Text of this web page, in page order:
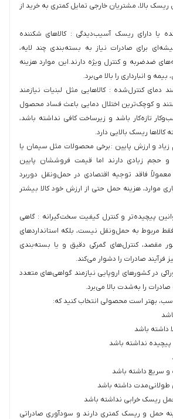
بالا، مشتریان خارجی تمایل کمتری به خرید از
یا دارای ریسک آسیب‌دیدگی : کالاهای شکننده
برای صادرات نیاز به بسته‌بندی چند لایه،
ضدضربه و کنترل ویژه دارند.این موارد هزینه
و انبارداری را بالا می‌برد.
دمای کنترل‌شده : کالاهایی مثل لبنیات نیازمند
و کوچک‌ترین اختلال دمایی باعث فساد محصول
تازه‌کار باشد و زیرساخت کافی نداشته باشد،
کالاها ریسک بالایی دارد.
زیاد و ارزش پایین : برخی محصولات مثل سیمان یا
حجم زیادی دارند اما قیمت فروششان پایین
معمولاً فاقد توجیه اقتصادی در حمل‌ونقل دوربرد
موارد، هزینه حمل حتی از ارزش خود کالا بیشتر
پیچیده‌تر و کنترل کیفیت سخت‌گیرانه : گاهی
مربوط به حمل‌ونقل نیست، بلکه استانداردهای
مقصد، کنترل‌های گمرکی دقیق و یا بسته‌بندی
فرآیند صادرات را دشوار می‌کند.
در کشورهای اروپایی نیازمند گواهی‌های متعدد
را به‌شدت بالا می‌برد.
بهتر است محصولی انتخاب کنید که:
داشته باشد
پیچیده نداشته باشد
و سریع داشته باشد
طولانی‌مدت داشته باشد
ریسک خرابی نداشته باشد
حمل و ریسک کمتری دارند و سودآوری صادراتی